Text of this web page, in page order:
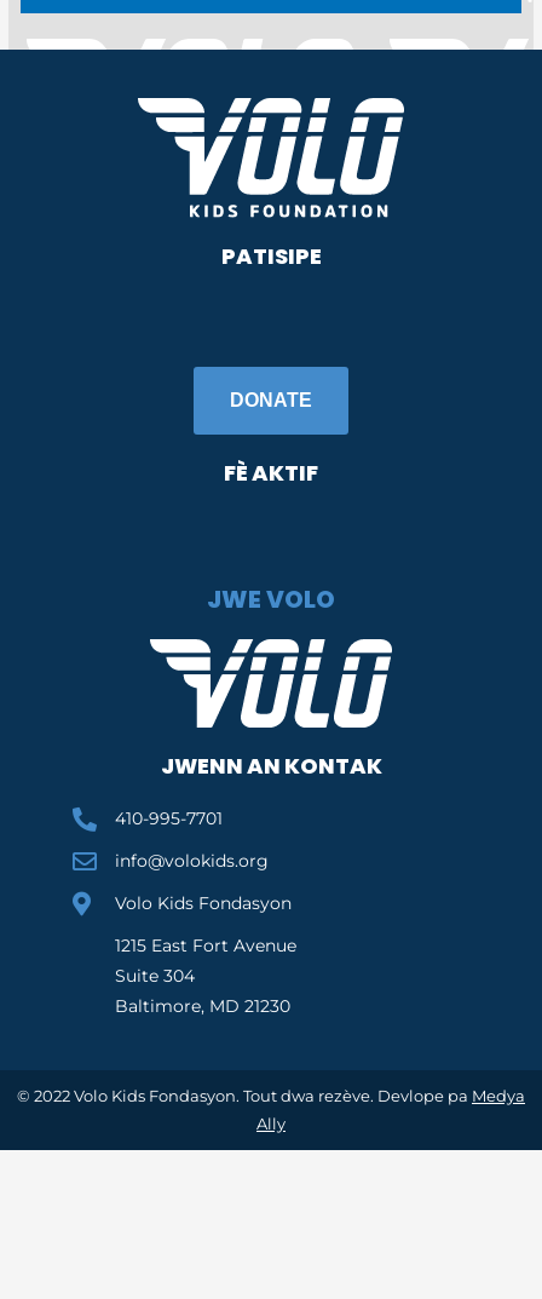
PATISIPE
DONATE
FÈ AKTIF
JWE VOLO
JWENN AN KONTAK
410-995-7701
info@volokids.org
Volo Kids Fondasyon
1215 East Fort Avenue
Suite 304
Baltimore, MD 21230
© 2022 Volo Kids Fondasyon. Tout dwa rezève. Devlope pa Medya
Ally